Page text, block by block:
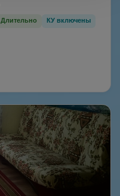
Длительно КУ включены